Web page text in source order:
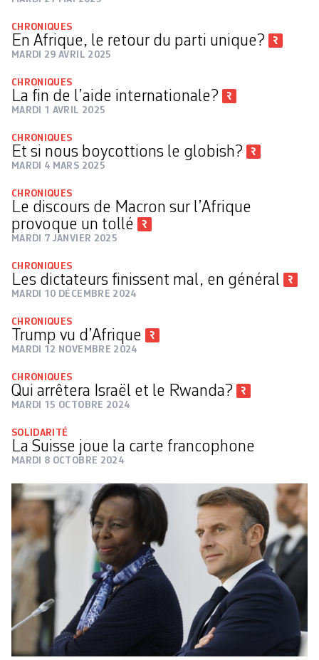
CHRONIQUES
En Afrique, le retour du parti unique?
MARDI 29 AVRIL 2025
CHRONIQUES
La fin de l’aide internationale?
MARDI 1 AVRIL 2025
CHRONIQUES
Et si nous boycottions le globish?
MARDI 4 MARS 2025
CHRONIQUES
Le discours de Macron sur l’Afrique
provoque un tollé
MARDI 7 JANVIER 2025
CHRONIQUES
Les dictateurs finissent mal, en général
MARDI 10 DÉCEMBRE 2024
CHRONIQUES
Trump vu d’Afrique
MARDI 12 NOVEMBRE 2024
CHRONIQUES
Qui arrêtera Israël et le Rwanda?
MARDI 15 OCTOBRE 2024
SOLIDARITÉ
La Suisse joue la carte francophone
MARDI 8 OCTOBRE 2024